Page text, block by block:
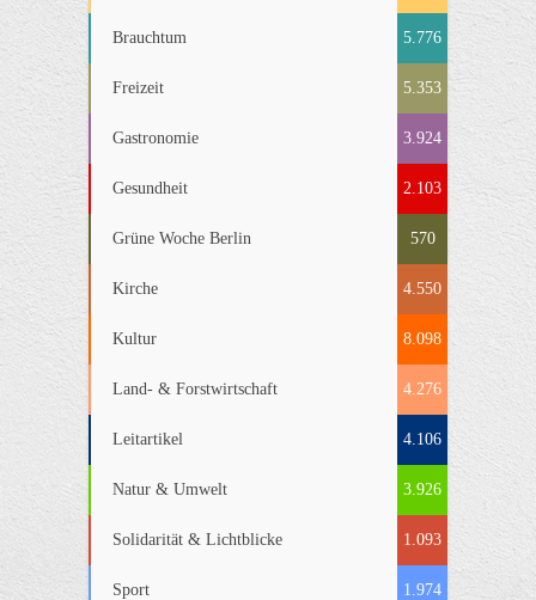
Brauchtum 5.776
Freizeit 5.353
Gastronomie 3.924
Gesundheit 2.103
Grüne Woche Berlin 570
Kirche 4.550
Kultur 8.098
Land- & Forstwirtschaft 4.276
Leitartikel 4.106
Natur & Umwelt 3.926
Solidarität & Lichtblicke 1.093
Sport 1.974